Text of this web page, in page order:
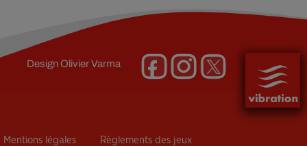
DesignOlivier Varma
Mentions légales Règlements des jeux